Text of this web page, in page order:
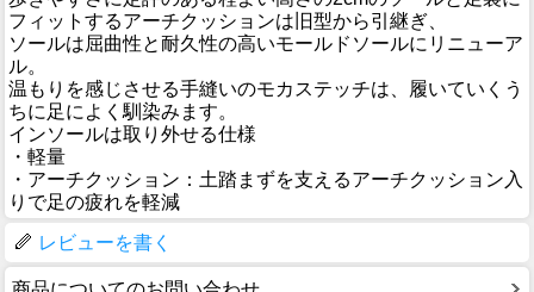
フィットするアーチクッションは旧型から引継ぎ、
ソールは屈曲性と耐久性の高いモールドソールにリニューア
ル。
温もりを感じさせる手縫いのモカステッチは、履いていくう
ちに足によく馴染みます。
インソールは取り外せる仕様
・軽量
・アーチクッション：土踏まずを支えるアーチクッション入
りで足の疲れを軽減
レビューを書く